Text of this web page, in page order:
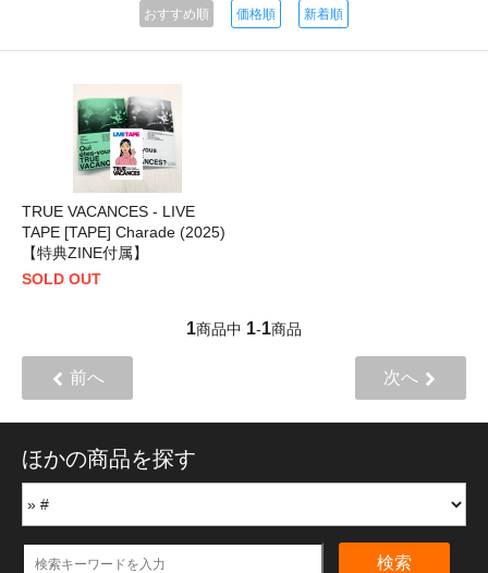
おすすめ順 価格順 新着順
TRUE VACANCES - LIVE
TAPE [TAPE] Charade (2025)
【特典ZINE付属】
SOLD OUT
1商品中 1-1商品
前へ 次へ
ほかの商品を探す
検索